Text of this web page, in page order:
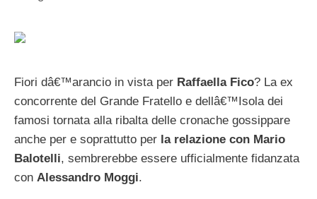
Fiori dâ€™arancio in vista per Raffaella Fico? La ex
concorrente del Grande Fratello e dellâ€™Isola dei
famosi tornata alla ribalta delle cronache gossippare
anche per e soprattutto per la relazione con Mario
Balotelli, sembrerebbe essere ufficialmente fidanzata
con Alessandro Moggi.